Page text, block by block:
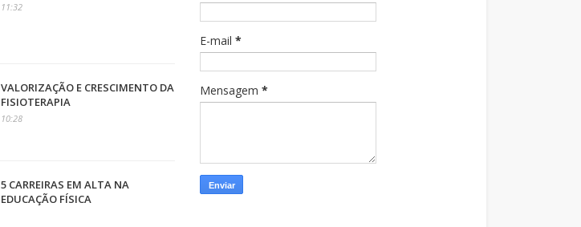
11:32
VALORIZAÇÃO E CRESCIMENTO DA
FISIOTERAPIA
10:28
5 CARREIRAS EM ALTA NA
EDUCAÇÃO FÍSICA
E-mail*
Mensagem*